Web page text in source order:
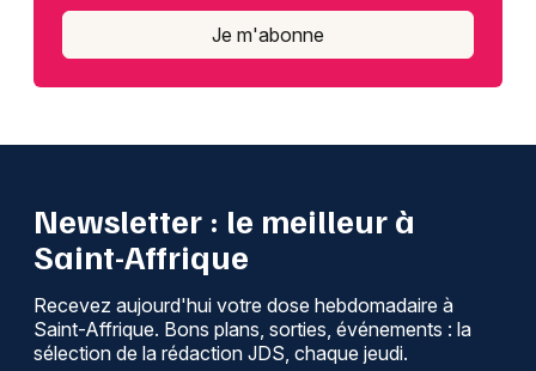
Je m'abonne
Newsletter : le meilleur à
Saint-Affrique
Recevez aujourd'hui votre dose hebdomadaire à
Saint-Affrique. Bons plans, sorties, événements : la
sélection de la rédaction JDS, chaque jeudi.